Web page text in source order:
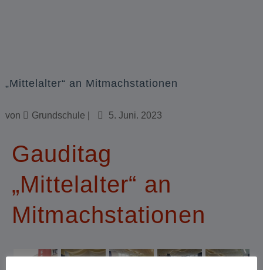
„Mittelalter“ an Mitmachstationen
von Grundschule 5. Juni. 2023
Gauditag
„Mittelalter“ an
Mitmachstationen